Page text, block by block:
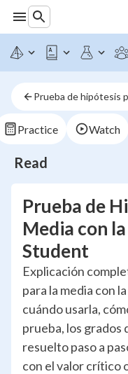
Prueba de hipótesis
Practice Watch
Read
Prueba de
Media con
Student
Explicación
para la media con
cuándo usarla,
prueba, los grados
resuelto paso a
con el valor crítico